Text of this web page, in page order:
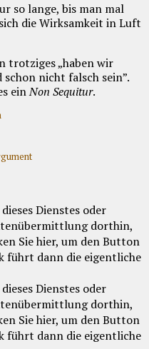
so lange, bis man mal
die Wirksamkeit in Luft
trotziges „haben wir
nicht falsch sein”.
einNon Sequitur.